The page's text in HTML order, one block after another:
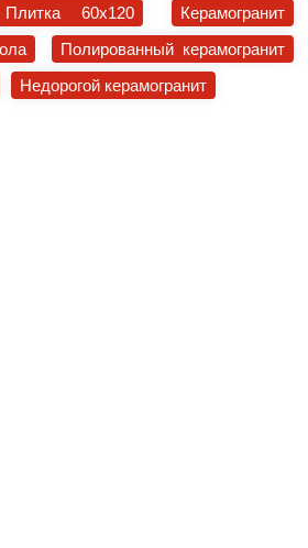
Плитка 60x120
Керамогранит
Полированный керамогранит
Недорогой керамогранит